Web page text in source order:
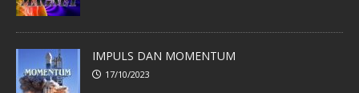
IMPULS DAN MOMENTUM
17/10/2023